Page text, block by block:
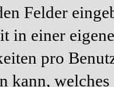
Felder
in einer
pro
kann,